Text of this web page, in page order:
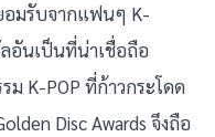
อมรับจากแฟนๆ K-
ลอันเป็นที่น่าเชื่อถือ
K-POP ที่ก้าวกระโดด
Disc Awards จึงถือ